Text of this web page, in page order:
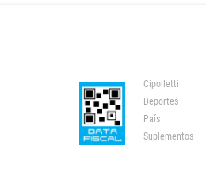
Cipolletti
Deportes
País
Suplementos